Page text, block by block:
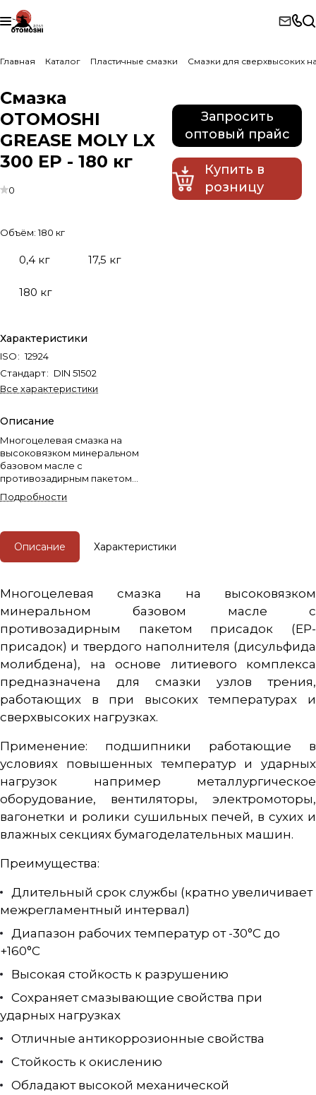
Главная Каталог Пластичные смазки Смазки для сверхвысоких
Смазка
OTOMOSHI
GREASE MOLY LX
300 EP - 180 кг
0
Объём:180 кг
0,4 кг 17,5 кг
180 кг
Характеристики
ISO: 12924
Стандарт: DIN 51502
Все характеристики
Описание
Многоцелевая смазка на
высоковязком минеральном
базовом масле с
противозадирным пакетом
присадок (EP-присадок) и
твердого наполнителя
основе литиевого комплекса
предназначена для смазки
узлов трения, работающих в при
Подробности
Запросить
оптовый прайс
Купить в
розницу
Описание Характеристики
Многоцелевая смазка на высоковязком
минеральном базовом масле с
противозадирным пакетом присадок (EP-
присадок) и твердого наполнителя (дисульфида
молибдена), на основе литиевого комплекса
предназначена для смазки узлов трения,
работающих в при высоких температурах и
сверхвысоких нагрузках.
Применение: подшипники работающие в
условиях повышенных температур и ударных
нагрузок например металлургическое
оборудование, вентиляторы, электромоторы,
вагонетки и ролики сушильных печей, в сухих и
влажных секциях бумагоделательных машин.
Преимущества:
Длительный срок службы (кратно увеличивает
межрегламентный интервал)
Диапазон рабочих температур от -30°C до
+160°C
Высокая стойкость к разрушению
Сохраняет смазывающие свойства при
ударных нагрузках
Отличные антикоррозионные свойства
Стойкость к окислению
Обладают высокой механической